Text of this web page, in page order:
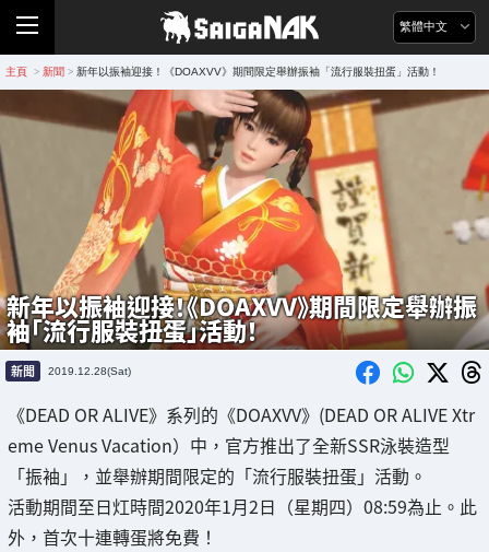
繁體中文
主頁 > 新聞 > 新年以振袖迎接！《DOAXVV》期間限定舉辦振袖「流行服裝扭蛋」活動！
新年以振袖迎接！《DOAXVV》期間限定舉辦振
袖「流行服裝扭蛋」活動！
新聞 2019.12.28(Sat)
《DEAD OR ALIVE》系列的《DOAXVV》(DEAD OR ALIVE Xtr
eme Venus Vacation）中，官方推出了全新SSR泳裝造型
「振袖」，並舉辦期間限定的「流行服裝扭蛋」活動。
活動期間至日灴時間2020年1月2日（星期四）08:59為止。此
外，首次十連轉蛋將免費！